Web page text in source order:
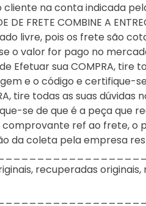
na conta indicada
DE FRETE COMBINE A
livre, pois os frete são
o valor for pago no
Efetuar sua COMPRA,
e o código e
tire todas as suas
se de que é a peça que
ref ao frete, o
da coleta pela empresa
recuperadas